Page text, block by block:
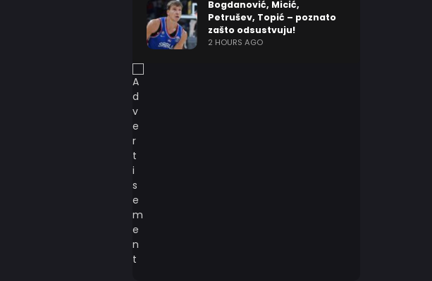
Bogdanović, Micić,
Petrušev, Topić – poznato
zašto odsustvuju!
2 HOURS AGO